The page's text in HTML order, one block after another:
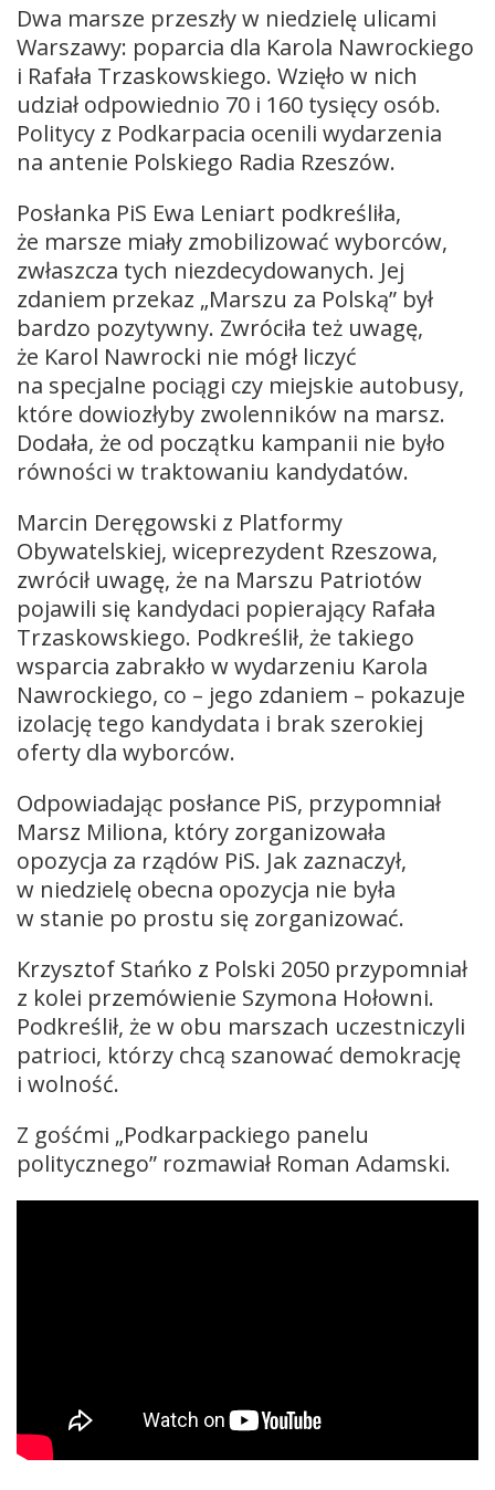
Dwa marsze przeszły w niedzielę ulicami
Warszawy: poparcia dla Karola Nawrockiego
i Rafała Trzaskowskiego. Wzięło w nich
udział odpowiednio 70 i 160 tysięcy osób.
Politycy z Podkarpacia ocenili wydarzenia
na antenie Polskiego Radia Rzeszów.
Posłanka PiS Ewa Leniart podkreśliła,
że marsze miały zmobilizować wyborców,
zwłaszcza tych niezdecydowanych. Jej
zdaniem przekaz „Marszu za Polską” był
bardzo pozytywny. Zwróciła też uwagę,
że Karol Nawrocki nie mógł liczyć
na specjalne pociągi czy miejskie autobusy,
które dowiozłyby zwolenników na marsz.
Dodała, że od początku kampanii nie było
równości w traktowaniu kandydatów.
Marcin Deręgowski z Platformy
Obywatelskiej, wiceprezydent Rzeszowa,
zwrócił uwagę, że na Marszu Patriotów
pojawili się kandydaci popierający Rafała
Trzaskowskiego. Podkreślił, że takiego
wsparcia zabrakło w wydarzeniu Karola
Nawrockiego, co – jego zdaniem – pokazuje
izolację tego kandydata i brak szerokiej
oferty dla wyborców.
Odpowiadając posłance PiS, przypomniał
Marsz Miliona, który zorganizowała
opozycja za rządów PiS. Jak zaznaczył,
w niedzielę obecna opozycja nie była
w stanie po prostu się zorganizować.
Krzysztof Stańko z Polski 2050 przypomniał
z kolei przemówienie Szymona Hołowni.
Podkreślił, że w obu marszach uczestniczyli
patrioci, którzy chcą szanować demokrację
i wolność.
Z gośćmi „Podkarpackiego panelu
politycznego” rozmawiał Roman Adamski.